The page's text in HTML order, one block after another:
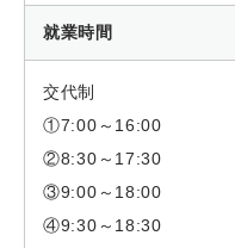
就業時間
交代制
①7:00～16:00
②8:30～17:30
③9:00～18:00
④9:30～18:30